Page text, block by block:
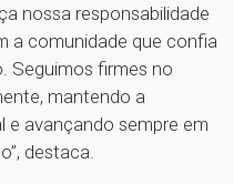
nossa responsabilidade
a comunidade que confia
Seguimos firmes no
mantendo a
e avançando sempre em
destaca.